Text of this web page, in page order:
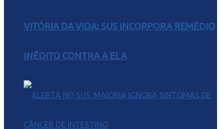
VITÓRIA DA VIDA: SUS INCORPORA REMÉDIO
INÉDITO CONTRA A ELA